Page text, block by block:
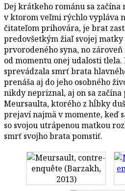
Dej krátkeho románu sa začína
v ktorom veľmi rýchlo vypláva
čitateľom prihovára, je brat
predovšetkým žiaľ svojej
prvorodeného syna, no
od momentu onej udalosti tlela.
sprevádzala smrť brata
prenáša aj do jeho osobného
nikdy nepriznal, aj on sa
Meursaulta, ktorého z hĺbky
prejaví najmä v momente, keď
so svojou utrápenou matkou
smrť svojho brata pomstiť.